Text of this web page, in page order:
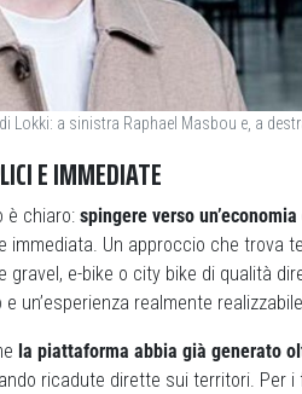
Lokki: a sinistra Raphael Masbou e, a
E IMMEDIATE
è chiaro: spingere verso
immediata. Un approccio che trova
gravel, e-bike o city bike di qualità
un’esperienza realmente realizzabile.
la piattaforma abbia già generato
ricadute dirette sui territori. Per